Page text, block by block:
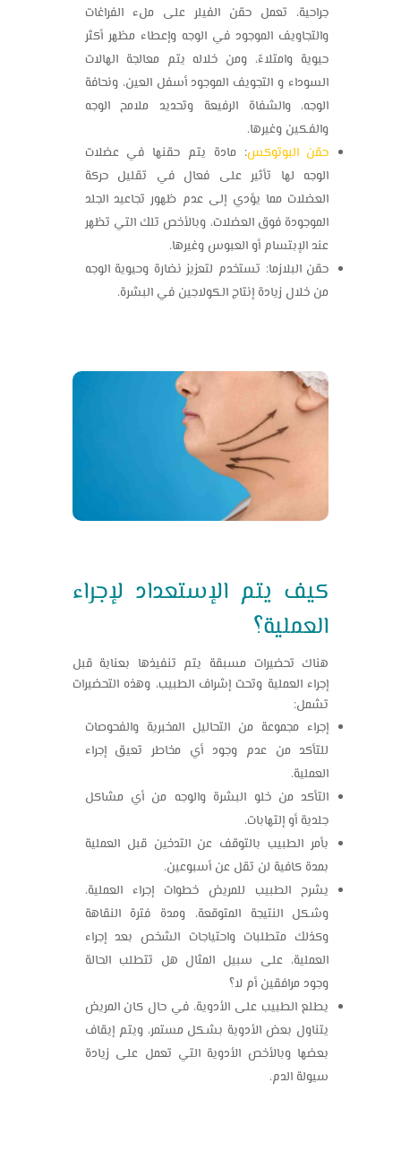
جراحية، تعمل حقن الفيلر على ملء الفراغات
والتجاويف الموجود في الوجه وإعطاء مظهر أكثر
حيوية وامتلاءً، ومن خلاله يتم معالجة الهالات
السوداء و التجويف الموجود أسفل العين، ونحافة
الوجه، والشفاة الرفيعة وتحديد ملامح الوجه
والفكين وغيرها.
حقن البوتوكس: مادة يتم حقنها في عضلات
الوجه لها تأثير على فعال في تقليل حركة
العضلات مما يؤدي إلى عدم ظهور تجاعيد الجلد
الموجودة فوق العضلات، وبالأخص تلك التي تظهر
عند الإبتسام أو العبوس وغيرها.
حقن البلازما: تستخدم لتعزيز نضارة وحيوية الوجه
من خلال زيادة إنتاج الكولاجين في البشرة.
كيف يتم الإستعداد لإجراء
العملية؟
هناك تحضيرات مسبقة يتم تنفيذها بعناية قبل
إجراء العملية وتحت إشراف الطبيب، وهذه التحضيرات
تشمل:
إجراء مجموعة من التحاليل المخبرية والفحوصات
للتأكد من عدم وجود أي مخاطر تعيق إجراء
العملية.
التأكد من خلو البشرة والوجه من أي مشاكل
جلدية أو إلتهابات.
بأمر الطبيب بالتوقف عن التدخين قبل العملية
بمدة كافية لن تقل عن أسبوعين.
يشرح الطبيب للمريض خطوات إجراء العملية،
وشكل النتيجة المتوقعة، ومدة فترة النقاهة
وكذلك متطلبات واحتياجات الشخص بعد إجراء
العملية، على سبيل المثال هل تتطلب الحالة
وجود مرافقين أم لا؟
يطلع الطبيب على الأدوية، في حال كان المريض
يتناول بعض الأدوية بشكل مستمر، ويتم إيقاف
بعضها وبالأخص الأدوية التي تعمل على زيادة
سيولة الدم.